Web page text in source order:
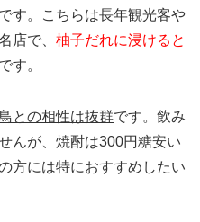
す。こちらは長年観光客や
店で、 柚子だれに浸けると
です。
との相性は抜群です。飲み
んが、焼酎は300円糖安い
方には特におすすめしたい